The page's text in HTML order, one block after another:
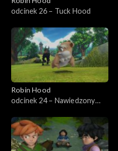
odcinek 26 – Tuck Hood
Robin Hood
odcinek 24 – Nawiedzony